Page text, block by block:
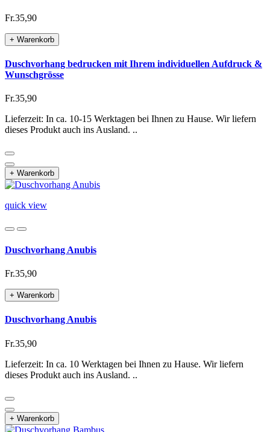
Fr.35,90
+ Warenkorb
Duschvorhang bedrucken mit Ihrem individuellen Aufdruck &
Wunschgrösse
Fr.35,90
Lieferzeit: In ca. 10-15 Werktagen bei Ihnen zu Hause. Wir liefern
dieses Produkt auch ins Ausland. ..
+ Warenkorb
quick view
Duschvorhang Anubis
Fr.35,90
+ Warenkorb
Duschvorhang Anubis
Fr.35,90
Lieferzeit: In ca. 10 Werktagen bei Ihnen zu Hause. Wir liefern
dieses Produkt auch ins Ausland. ..
+ Warenkorb